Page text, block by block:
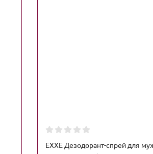
EXXE Дезодорант-спрей для